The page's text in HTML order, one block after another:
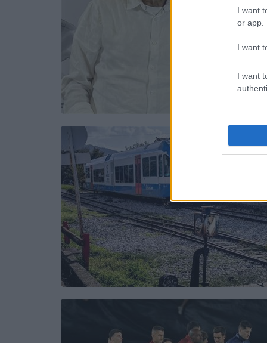
I want
or app.
I want
I want